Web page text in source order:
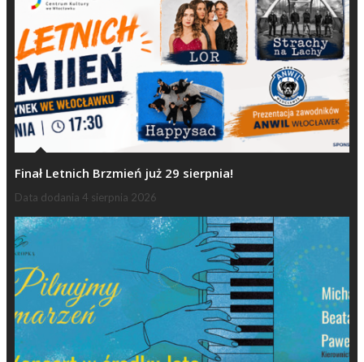
Finał Letnich Brzmień już 29 sierpnia!
Data dodania 4 sierpnia 2026